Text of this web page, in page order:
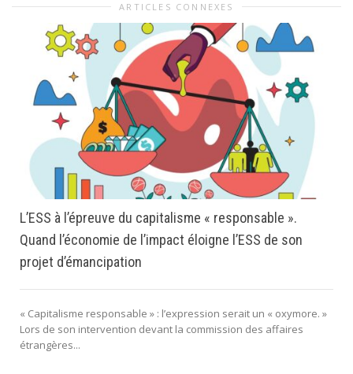
ARTICLES CONNEXES
L’ESS à l’épreuve du capitalisme « responsable ».
Quand l’économie de l’impact éloigne l’ESS de son
projet d’émancipation
« Capitalisme responsable » : l’expression serait un « oxymore. »
Lors de son intervention devant la commission des affaires
étrangères...